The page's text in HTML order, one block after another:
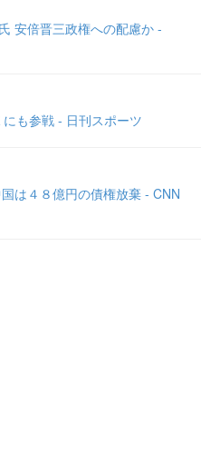
安倍晋三政権への配慮か -
も参戦 - 日刊スポーツ
は４８億円の債権放棄 - CNN